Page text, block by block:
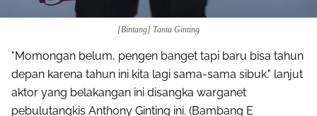
[Bintang] Tanta Ginting
"Momongan belum, pengen banget tapi baru bisa tahun
depan karena tahun ini kita lagi sama-sama sibuk." lanjut
aktor yang belakangan ini disangka warganet
pebulutangkis Anthony Ginting ini. (Bambang E